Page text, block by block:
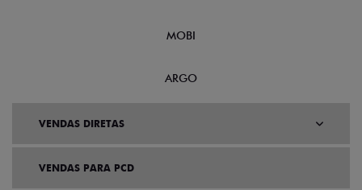
MOBI
ARGO
VENDAS DIRETAS
VENDAS PARA PCD